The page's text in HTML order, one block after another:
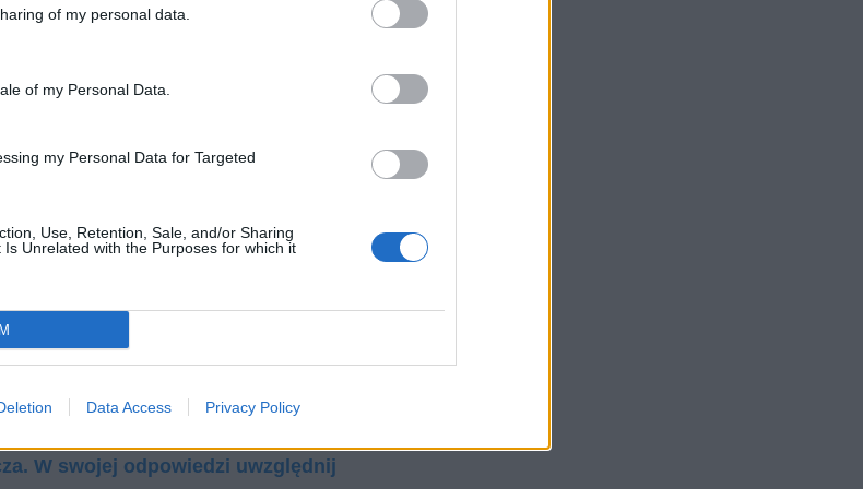
of my personal data.
of my Personal Data.
my Personal Data for Targeted
Use, Retention, Sale, and/or Sharing
Unrelated with the Purposes for which it
Data Access Privacy Policy
i współodczuć wszystkie jego
życiu zwykłych ludzi.
Bolesława Prusa. W swojej
ułatwia osiągnięcie celu? Omów
W swojej odpowiedzi uwzględnij